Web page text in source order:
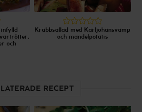
och
Krabbsallad med Karljohansvamp
och mandelpotatis
RECEPT